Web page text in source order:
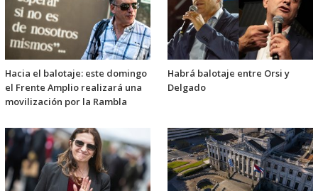
Hacia el balotaje: este domingo
el Frente Amplio realizará una
movilización por la Rambla
Habrá balotaje entre Orsi y
Delgado